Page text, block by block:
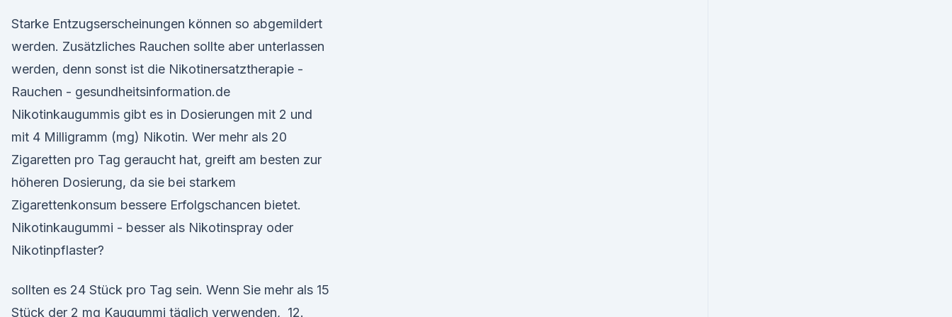
Starke Entzugserscheinungen können so abgemildert
werden. Zusätzliches Rauchen sollte aber unterlassen
werden, denn sonst ist die Nikotinersatztherapie -
Rauchen - gesundheitsinformation.de
Nikotinkaugummis gibt es in Dosierungen mit 2 und
mit 4 Milligramm (mg) Nikotin. Wer mehr als 20
Zigaretten pro Tag geraucht hat, greift am besten zur
höheren Dosierung, da sie bei starkem
Zigarettenkonsum bessere Erfolgschancen bietet.
Nikotinkaugummi - besser als Nikotinspray oder
Nikotinpflaster?
sollten es 24 Stück pro Tag sein. Wenn Sie mehr als 15
Stück der 2 mg Kaugummi täglich verwenden, 12.